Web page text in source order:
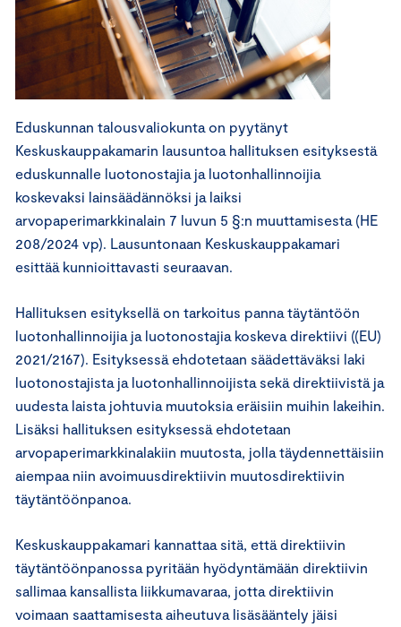
Eduskunnan talousvaliokunta on pyytänyt
Keskuskauppakamarin lausuntoa hallituksen esityksestä
eduskunnalle luotonostajia ja luotonhallinnoijia
koskevaksi lainsäädännöksi ja laiksi
arvopaperimarkkinalain 7 luvun 5 §:n muuttamisesta (HE
208/2024 vp). Lausuntonaan Keskuskauppakamari
esittää kunnioittavasti seuraavan.
Hallituksen esityksellä on tarkoitus panna täytäntöön
luotonhallinnoijia ja luotonostajia koskeva direktiivi ((EU)
2021/2167). Esityksessä ehdotetaan säädettäväksi laki
luotonostajista ja luotonhallinnoijista sekä direktiivistä ja
uudesta laista johtuvia muutoksia eräisiin muihin lakeihin.
Lisäksi hallituksen esityksessä ehdotetaan
arvopaperimarkkinalakiin muutosta, jolla täydennettäisiin
aiempaa niin avoimuusdirektiivin muutosdirektiivin
täytäntöönpanoa.
Keskuskauppakamari kannattaa sitä, että direktiivin
täytäntöönpanossa pyritään hyödyntämään direktiivin
sallimaa kansallista liikkumavaraa, jotta direktiivin
voimaan saattamisesta aiheutuva lisäsääntely jäisi